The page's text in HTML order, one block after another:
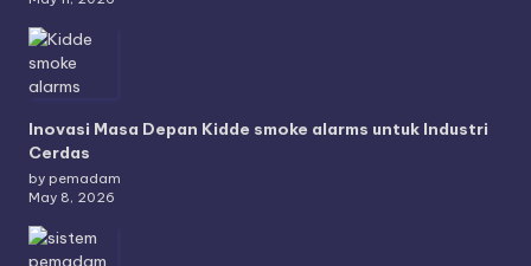
Inovasi Masa Depan Kidde smoke alarms untuk Industri
Cerdas
by pemadam
May 8, 2026